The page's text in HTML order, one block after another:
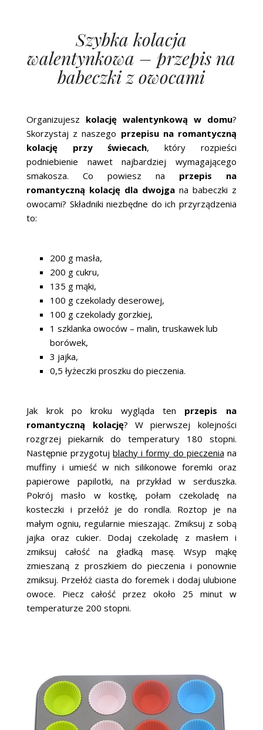
Szybka kolacja
walentynkowa – przepis na
babeczki z owocami
Organizujesz kolację walentynkową w domu?
Skorzystaj z naszego przepisu na romantyczną
kolację przy świecach, który rozpieści
podniebienie nawet najbardziej wymagającego
smakosza. Co powiesz na przepis na
romantyczną kolację dla dwojgana babeczki z
owocami? Składniki niezbędne do ich przyrządzenia
to:
200 g masła,
200 g cukru,
135 g mąki,
100 g czekolady deserowej,
100 g czekolady gorzkiej,
1 szklanka owoców – malin, truskawek lub
borówek,
3 jajka,
0,5 łyżeczki proszku do pieczenia.
Jak krok po kroku wygląda ten przepis na
romantyczną kolację? W pierwszej kolejności
rozgrzej piekarnik do temperatury 180 stopni.
Następnie przygotujblachy i formy do pieczenia na
muffiny i umieść w nich silikonowe foremki oraz
papierowe papilotki, na przykład w serduszka.
Pokrój masło w kostkę, połam czekoladę na
kosteczki i przełóż je do rondla. Roztop je na
małym ogniu, regularnie mieszając. Zmiksuj z sobą
jajka oraz cukier. Dodaj czekoladę z masłem i
zmiksuj całość na gładką masę. Wsyp mąkę
zmieszaną z proszkiem do pieczenia i ponownie
zmiksuj. Przełóż ciasta do foremek i dodaj ulubione
owoce. Piecz całość przez około 25 minut w
temperaturze 200 stopni.